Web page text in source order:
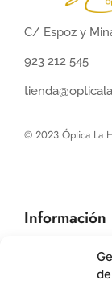
C/ Espoz y
923 212 545
© 2023 Óptica La
Información